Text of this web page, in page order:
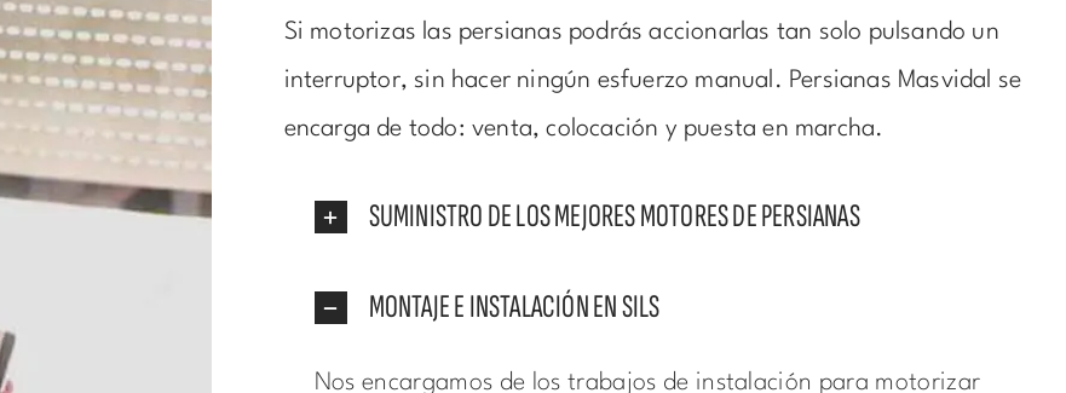
Si motorizas las persianas podrás accionarlas tan solo pulsando un
interruptor, sin hacer ningún esfuerzo manual. Persianas Masvidal se
encarga de todo: venta, colocación y puesta en marcha.
SUMINISTRO DE LOS MEJORES MOTORES DE PERSIANAS
MONTAJE E INSTALACIÓN EN SILS
Nos encargamos de los trabajos de instalación para motorizar